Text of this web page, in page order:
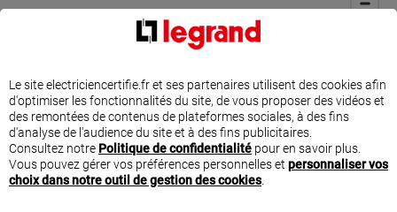
Le site electriciencertifie.fr et ses partenaires utilisent des cookies afin
d'optimiser les fonctionnalités du site, de vous proposer des vidéos et
des remontées de contenus de plateformes sociales, à des fins
d'analyse de l'audience du site et à des fins publicitaires.
Consultez notre Politique de confidentialité pour en savoir plus.
Vous pouvez gérer vos préférences personnelles et personnaliser vos
choix dans notre outil de gestion des cookies.